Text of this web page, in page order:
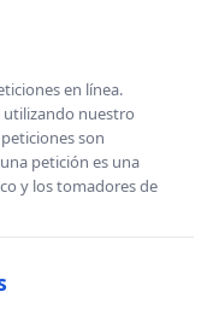
en línea.
utilizando nuestro
son
petición es una
y los tomadores de